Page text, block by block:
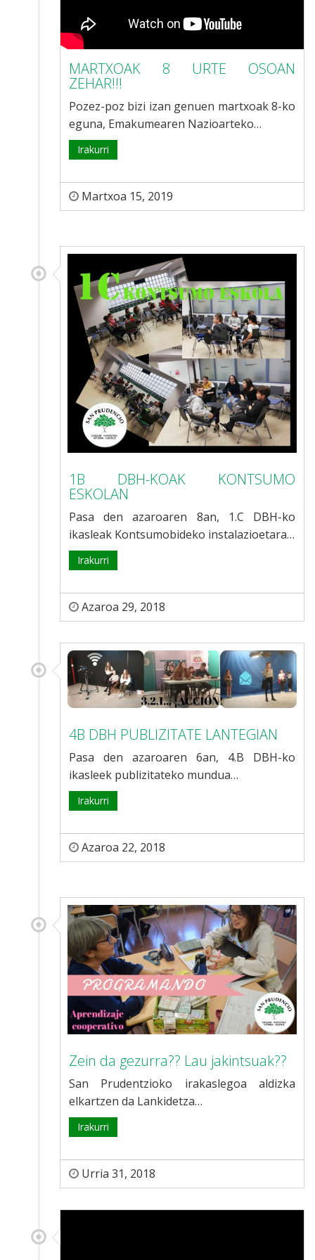
MARTXOAK 8 URTE OSOAN
ZEHAR!!!
Pozez-poz bizi izan genuen martxoak 8-ko
eguna, Emakumearen Nazioarteko…
Irakurri
Martxoa 15, 2019
1B DBH-KOAK KONTSUMO
ESKOLAN
Pasa den azaroaren 8an, 1.C DBH-ko
ikasleak Kontsumobideko instalazioetara…
Irakurri
Azaroa 29, 2018
4B DBH PUBLIZITATE LANTEGIAN
Pasa den azaroaren 6an, 4.B DBH-ko
ikasleek publizitateko mundua…
Irakurri
Azaroa 22, 2018
Zein da gezurra?? Lau jakintsuak??
San Prudentzioko irakaslegoa aldizka
elkartzen da Lankidetza…
Irakurri
Urria 31, 2018